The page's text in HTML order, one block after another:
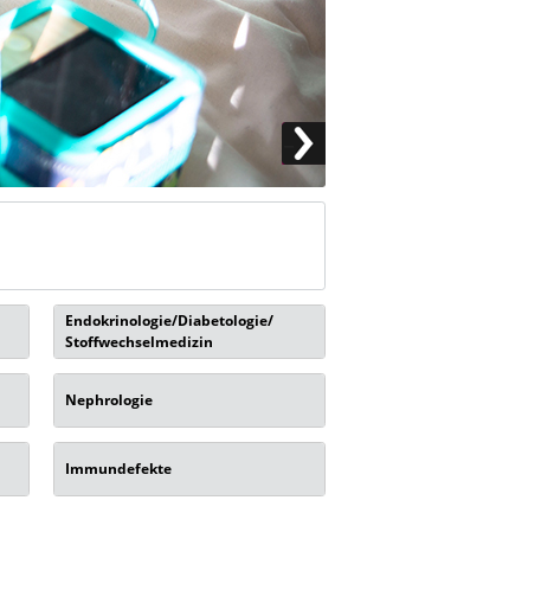
Endokrinologie/Diabetologie/
Stoffwechselmedizin
Nephrologie
Immundefekte